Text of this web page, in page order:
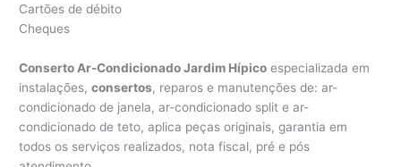
Cartões de débito
Cheques
Conserto Ar-Condicionado Jardim Hípico especializada em
instalações,consertos, reparos e manutenções de: ar-
condicionado de janela, ar-condicionado split e ar-
condicionado de teto, aplica peças originais, garantia em
todos os serviços realizados, nota fiscal, pré e pós